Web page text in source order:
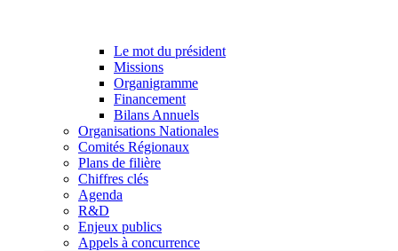
Le mot du président
Missions
Organigramme
Financement
Bilans Annuels
Organisations Nationales
Comités Régionaux
Plans de filière
Chiffres clés
Agenda
R&D
Enjeux publics
Appels à concurrence